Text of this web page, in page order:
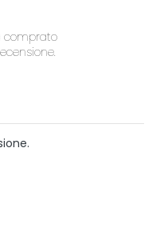
comprato